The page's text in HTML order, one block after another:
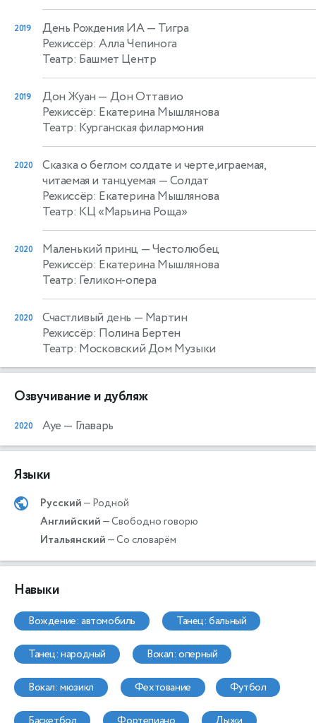
2019 День Рождения ИА— Тигра
Режиссёр: Алла Чепинога
Театр: Башмет Центр
2019 Дон Жуан — Дон Оттавио
Режиссёр: Екатерина Мышлянова
Театр: Курганская филармония
2020
Сказка о беглом солдате и черте,играемая,
читаемая и танцуемая — Солдат
Режиссёр: Екатерина Мышлянова
Театр: КЦ «Марьина Роща»
2020 Маленький принц — Честолюбец
Режиссёр: Екатерина Мышлянова
Театр: Геликон-опера
2020 Счастливый день — Мартин
Режиссёр: Полина Бертен
Театр: Московский Дом Музыки
Озвучивание и дубляж
2020 Ауе — Главарь
Языки
Русский— Родной
Английский— Свободно говорю
Итальянский— Со словарём
Навыки
вождение: автомобиль танец: бальный
танец: народный вокал: оперный
вокал: мюзикл фехтование футбол